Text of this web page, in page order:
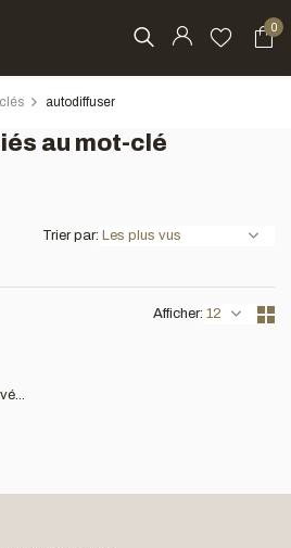
0
autodiffuser
au mot-clé
Afficher:
Trier par: